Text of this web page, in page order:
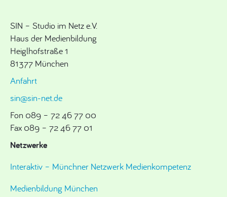
SIN – Studio im Netz e.V.
Haus der Medienbildung
Heiglhofstraße 1
81377 München
Anfahrt
sin@sin-net.de
Fon 089 – 72 46 77 00
Fax 089 – 72 46 77 01
Netzwerke
Interaktiv – Münchner Netzwerk Medienkompetenz
Medienbildung München